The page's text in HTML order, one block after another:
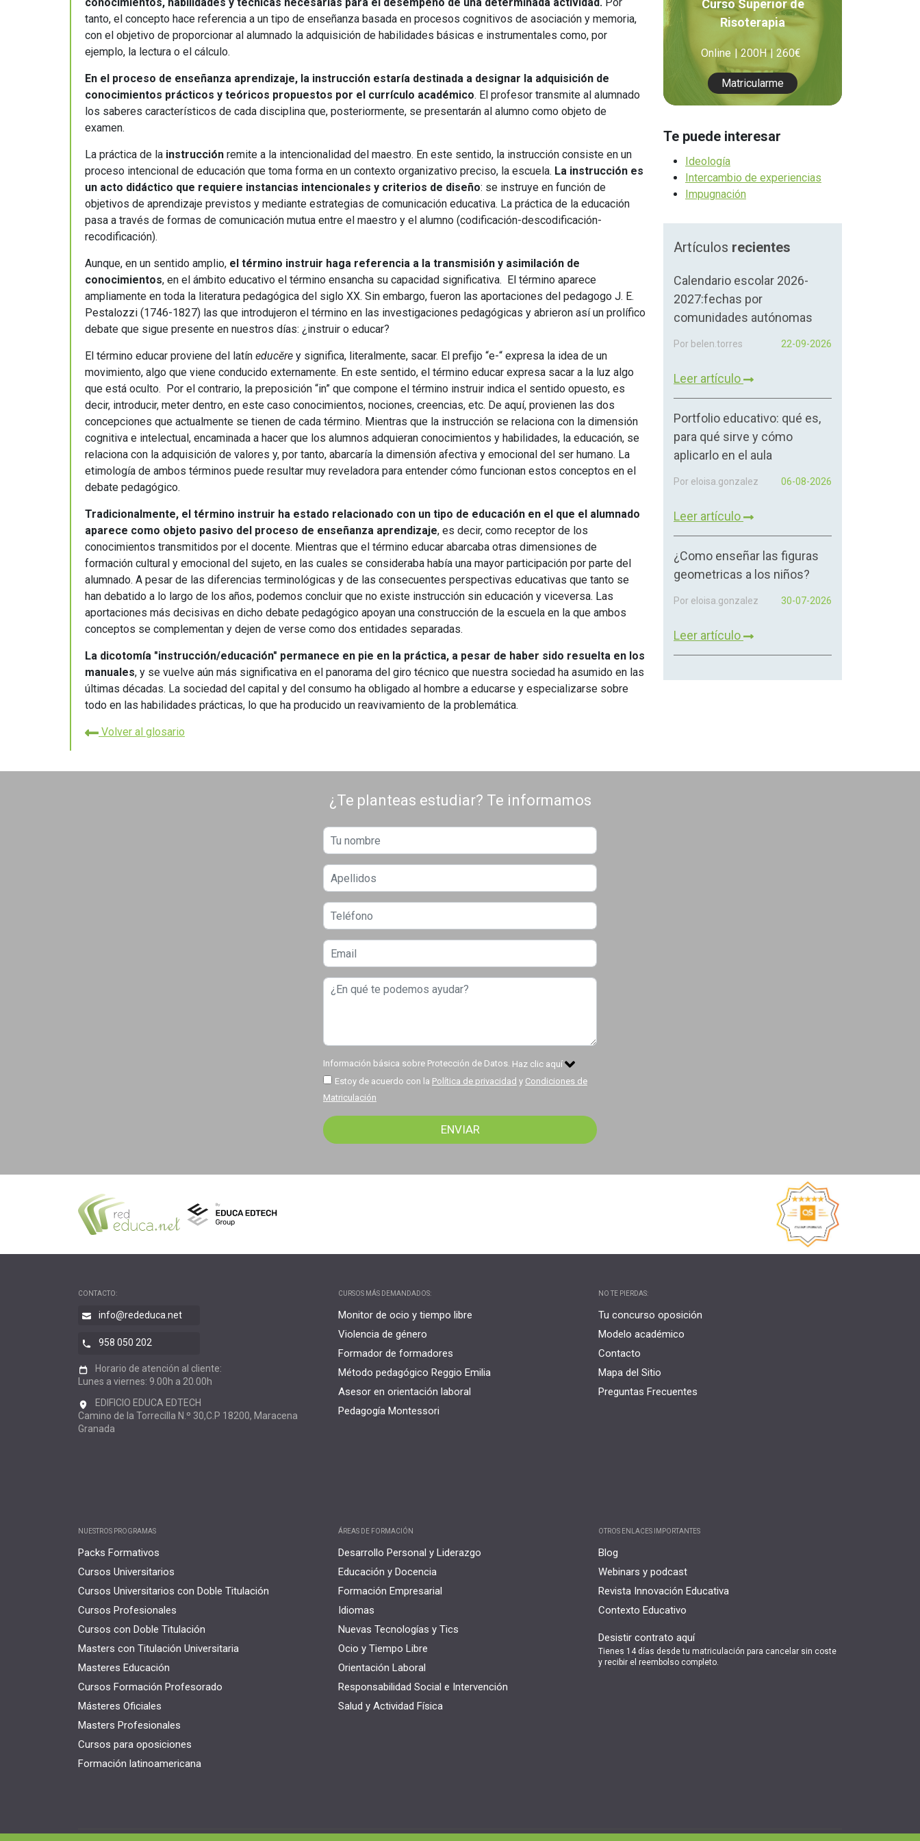
Ver Cursos
Universitaria
Masteres Educación
Másteres Oficiales
Masters Profesionales
Orientación Laboral
Responsabilidad Social e
Intervención
Salud y Actividad Física
tanto, el concepto hace referencia a un tipo de enseñanza basada en procesos cognitivos de asociación y memoria,
con el objetivo de proporcionar al alumnado la adquisición de habilidades básicas e instrumentales como, por
ejemplo, la lectura o el cálculo.
En el proceso de enseñanza aprendizaje, la instrucción estaría destinada a designar la adquisición de
conocimientos prácticos y teóricos propuestos por el currículo académico. El profesor transmite al alumnado
los saberes característicos de cada disciplina que, posteriormente, se presentarán al alumno como objeto de
examen.
La práctica de la instrucción remite a la intencionalidad del maestro. En este sentido, la instrucción consiste en un
proceso intencional de educación que toma forma en un contexto organizativo preciso, la escuela. La instrucción es
un acto didáctico que requiere instancias intencionales y criterios de diseño: se instruye en función de
objetivos de aprendizaje previstos y mediante estrategias de comunicación educativa. La práctica de la educación
pasa a través de formas de comunicación mutua entre el maestro y el alumno (codificación-descodificación-
recodificación).
Aunque, en un sentido amplio, el término instruir haga referencia a la transmisión y asimilación de
conocimientos, en el ámbito educativo el término ensancha su capacidad significativa. El término aparece
ampliamente en toda la literatura pedagógica del siglo XX. Sin embargo, fueron las aportaciones del pedagogo J. E.
Pestalozzi (1746-1827) las que introdujeron el término en las investigaciones pedagógicas y abrieron así un prolífico
debate que sigue presente en nuestros días: ¿instruir o educar?
El término educar proviene del latín educĕre y significa, literalmente, sacar. El prefijo “e-“ expresa la idea de un
movimiento, algo que viene conducido externamente. En este sentido, el término educar expresa sacar a la luz algo
que está oculto. Por el contrario, la preposición “in” que compone el término instruir indica el sentido opuesto, es
decir, introducir, meter dentro, en este caso conocimientos, nociones, creencias, etc. De aquí, provienen las dos
concepciones que actualmente se tienen de cada término. Mientras que la instrucción se relaciona con la dimensión
cognitiva e intelectual, encaminada a hacer que los alumnos adquieran conocimientos y habilidades, la educación, se
relaciona con la adquisición de valores y, por tanto, abarcaría la dimensión afectiva y emocional del ser humano. La
etimología de ambos términos puede resultar muy reveladora para entender cómo funcionan estos conceptos en el
debate pedagógico.
Tradicionalmente, el término instruir ha estado relacionado con un tipo de educación en el que el alumnado
aparece como objeto pasivo del proceso de enseñanza aprendizaje, es decir, como receptor de los
conocimientos transmitidos por el docente. Mientras que el término educar abarcaba otras dimensiones de
formación cultural y emocional del sujeto, en las cuales se consideraba había una mayor participación por parte del
alumnado. A pesar de las diferencias terminológicas y de las consecuentes perspectivas educativas que tanto se
han debatido a lo largo de los años, podemos concluir que no existe instrucción sin educación y viceversa. Las
aportaciones más decisivas en dicho debate pedagógico apoyan una construcción de la escuela en la que ambos
conceptos se complementan y dejen de verse como dos entidades separadas.
La dicotomía "instrucción/educación" permanece en pie en la práctica, a pesar de haber sido resuelta en los
manuales, y se vuelve aún más significativa en el panorama del giro técnico que nuestra sociedad ha asumido en las
últimas décadas. La sociedad del capital y del consumo ha obligado al hombre a educarse y especializarse sobre
todo en las habilidades prácticas, lo que ha producido un reavivamiento de la problemática.
Volver al glosario
Curso Superior de
Risoterapia
Online 200H 260€
Matricularme
Te puede interesar
Ideología
Intercambio de experiencias
Impugnación
Artículos recientes
Calendario escolar 2026-
2027:fechas por
comunidades autónomas
Por belen.torres 22-09-2026
Leer artículo
Portfolio educativo: qué es,
para qué sirve y cómo
aplicarlo en el aula
Por eloisa.gonzalez 06-08-2026
Leer artículo
¿Como enseñar las figuras
geometricas a los niños?
Por eloisa.gonzalez 30-07-2026
Leer artículo
¿Te planteas estudiar? Te informamos
Información básica sobre Protección de Datos. Haz clic aquí
Estoy de acuerdo con la Política de privacidad y Condiciones de
Matriculación
CONTACTO:
info@rededuca.net
958 050 202
Horario de atención al cliente:
Lunes a viernes: 9.00h a 20.00h
EDIFICIO EDUCA EDTECH
Camino de la Torrecilla N.º 30,C.P 18200, Maracena
Granada
CURSOS MÁS DEMANDADOS:
Monitor de ocio y tiempo libre
Violencia de género
Formador de formadores
Método pedagógico Reggio Emilia
Asesor en orientación laboral
Pedagogía Montessori
NO TE PIERDAS:
Tu concurso oposición
Modelo académico
Contacto
Mapa del Sitio
Preguntas Frecuentes
NUESTROS PROGRAMAS
Packs Formativos
Cursos Universitarios
Cursos Universitarios con Doble Titulación
Cursos Profesionales
Cursos con Doble Titulación
Masters con Titulación Universitaria
Masteres Educación
Cursos Formación Profesorado
Másteres Oficiales
Masters Profesionales
Cursos para oposiciones
Formación latinoamericana
ÁREAS DE FORMACIÓN
Desarrollo Personal y Liderazgo
Educación y Docencia
Formación Empresarial
Idiomas
Nuevas Tecnologías y Tics
Ocio y Tiempo Libre
Orientación Laboral
Responsabilidad Social e Intervención
Salud y Actividad Física
OTROS ENLACES IMPORTANTES
Blog
Webinars y podcast
Revista Innovación Educativa
Contexto Educativo
Desistir contrato aquí
Tienes 14 días desde tu matriculación para cancelar sin coste
y recibir el reembolso completo.